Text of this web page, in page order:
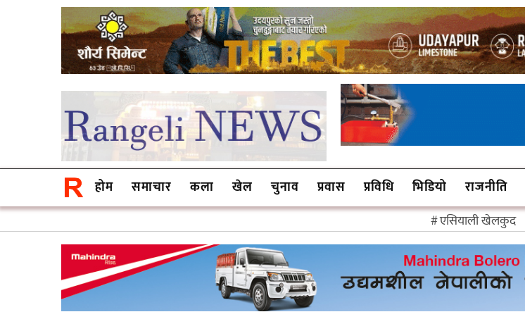
होम समाचार कला खेल चुनाव प्रवास प्रविधि भिडियो राजनीति
एसियाली खेलकुद